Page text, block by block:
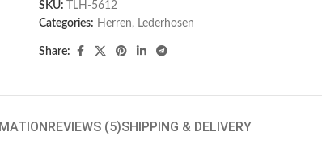
SKU:
TLH-5612
Categories: Herren, Lederhosen
Share:
REVIEWS (5)SHIPPING & DELIVERY